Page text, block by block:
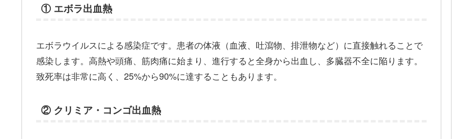
① エボラ出血熱
エボラウイルスによる感染症です。患者の体液（血液、吐瀉物、排泄物など）に直接触れることで
感染します。高熱や頭痛、筋肉痛に始まり、進行すると全身から出血し、多臓器不全に陥ります。
致死率は非常に高く、25%から90%に達することもあります。
② クリミア・コンゴ出血熱